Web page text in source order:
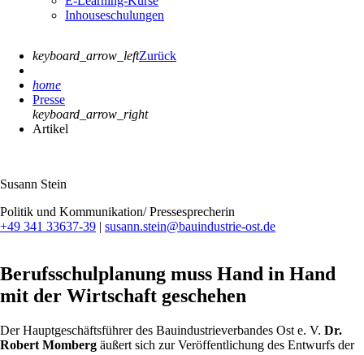
Inhouseschulungen
keyboard_arrow_leftZurück
home
Presse
keyboard_arrow_right
Artikel
Susann Stein
Politik und Kommunikation/ Pressesprecherin
+49 341 33637-39 | susann.stein@bauindustrie-ost.de
Berufsschulplanung muss Hand in Hand
mit der Wirtschaft geschehen
Der Hauptgeschäftsführer des Bauindustrieverbandes Ost e. V. Dr.
Robert Momberg äußert sich zur Veröffentlichung des Entwurfs der